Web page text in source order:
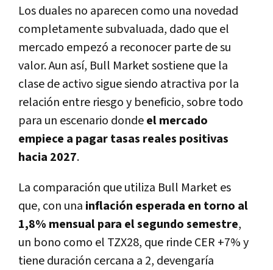
Los duales no aparecen como una novedad
completamente subvaluada, dado que el
mercado empezó a reconocer parte de su
valor. Aun así, Bull Market sostiene que la
clase de activo sigue siendo atractiva por la
relación entre riesgo y beneficio, sobre todo
para un escenario dondeel mercado
empiece a pagar tasas reales positivas
hacia 2027.
La comparación que utiliza Bull Market es
que, con una inflación esperada en torno al
1,8% mensual para el segundo semestre,
un bono como el TZX28, que rinde CER +7% y
tiene duración cercana a 2, devengaría